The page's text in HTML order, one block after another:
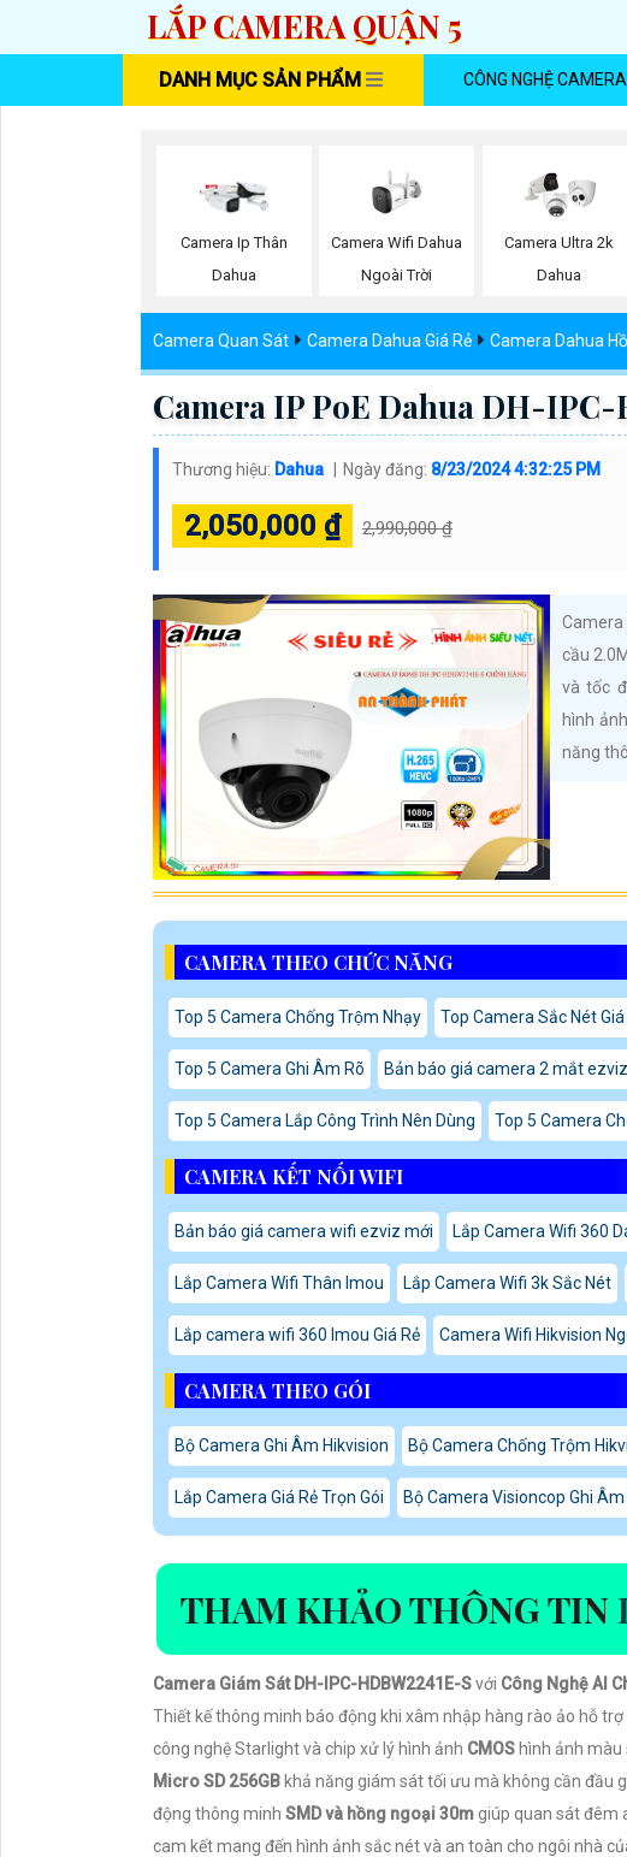
LẮP CAMERA QUẬN 5
DANH MỤC SẢN PHẨM CÔNG NGHỆ CAMERA
Camera Ip Thân
Dahua
Camera Wifi Dahua
Ngoài Trời
Camera Ultra 2k
Dahua
Camera Quan Sát Camera Dahua Giá Rẻ Camera Dahua
Camera IP PoE Dahua DH-IPC-
Thương hiệu: Dahua Ngày đăng: 8/23/2024 4:32:25 PM
2,050,000 ₫ 2,990,000 ₫
cầu
và tốc
hình
năng
CAMERA THEO CHỨC NĂNG
Top 5 Camera Chống Trộm Nhạy Top Camera Sắc Nét Giá
Top 5 Camera Ghi Âm Rõ Bản báo giá camera 2 mắt
Top 5 Camera Lắp Công Trình Nên Dùng Top 5 Camera
CAMERA KẾT NỐI WIFI
Bản báo giá camera wifi ezviz mới Lắp Camera Wifi 360
Lắp Camera Wifi Thân Imou Lắp Camera Wifi 3k Sắc Nét
Lắp camera wifi 360 Imou Giá Rẻ Camera Wifi Hikvision
CAMERA THEO GÓI
Bộ Camera Ghi Âm Hikvision Bộ Camera Chống Trộm
Lắp Camera Giá Rẻ Trọn Gói Bộ Camera Visioncop Ghi
THAM KHẢO THÔNG TIN
Camera Giám Sát DH-IPC-HDBW2241E-Svới Công Nghệ AI
Thiết kế thông minh báo động khi xâm nhập hàng rào ảo hỗ trợ
công nghệ Starlight và chip xử lý hình ảnh CMOS hình ảnh
Micro SD 256GB khả năng giám sát tối ưu mà không cần đầu
động thông minh SMD và hồng ngoại 30m giúp quan sát đêm
cam kết mang đến hình ảnh sắc nét và an toàn cho ngôi nhà